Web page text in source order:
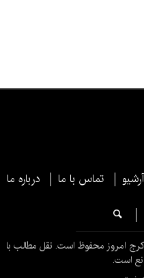
آرشیو تماس با ما درباره ما
امروز محفوظ است. نقل مطالب با
است.